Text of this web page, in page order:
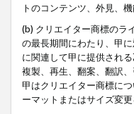
トのコンテンツ、外見、
(b) クリエイター商標のラ
の最長期間にわたり、甲
に関連して甲に提供され
複製、再生、翻案、翻訳
甲はクリエイター商標に
ーマットまたはサイズ変